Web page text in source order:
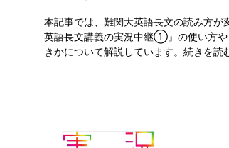
本記事では、難関大英語長文の読み方が
英語長文講義の実況中継①』の使い方や
きかについて解説しています。 続きを読